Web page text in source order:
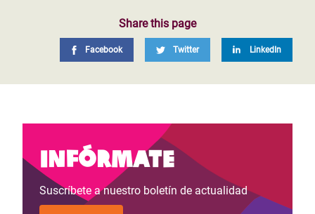
Share this page
Facebook Twitter LinkedIn
Infórmate
Suscríbete a nuestro boletín de actualidad